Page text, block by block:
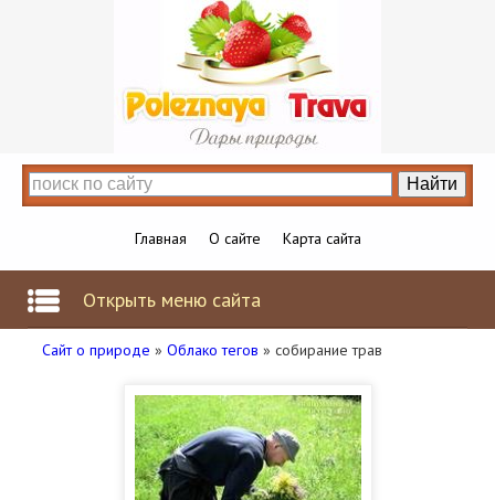
Главная О сайте Карта сайта
Открыть меню сайта
Сайт о природе » Облако тегов » собирание трав